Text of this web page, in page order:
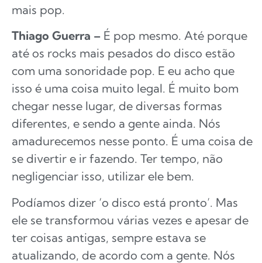
mais pop.
Thiago Guerra – É pop mesmo. Até porque
até os rocks mais pesados do disco estão
com uma sonoridade pop. E eu acho que
isso é uma coisa muito legal. É muito bom
chegar nesse lugar, de diversas formas
diferentes, e sendo a gente ainda. Nós
amadurecemos nesse ponto. É uma coisa de
se divertir e ir fazendo. Ter tempo, não
negligenciar isso, utilizar ele bem.
Podíamos dizer ‘o disco está pronto’. Mas
ele se transformou várias vezes e apesar de
ter coisas antigas, sempre estava se
atualizando, de acordo com a gente. Nós